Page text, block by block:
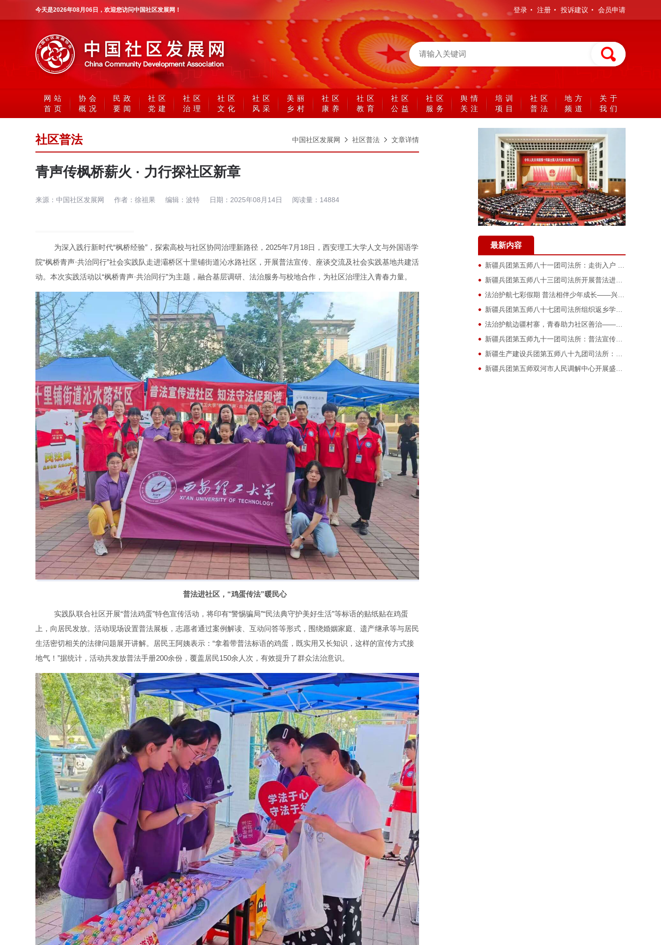
今天是2026年08月06日 ，欢迎您访问中国社区发展网！ 登录 注册 投诉建议 会员申请
网站
首页
协会
概况
民政
要闻
社区
党建
社区
治理
社区
文化
社区
风采
美丽
乡村
社区
康养
社区
教育
社区
公益
社区
服务
舆情
关注
培训
项目
社区
普法
地方
频道
关于
我们
社区普法 中国社区发展网 社区普法 文章详情
青声传枫桥薪火 · 力行探社区新章
来源： 中国社区发展网 作者： 徐祖果 编辑： 波特 日期： 2025年08月14日 阅读量： 14884
为深入践行新时代“枫桥经验”，探索高校与社区协同治理新路径，2025年7月18日，西安理工大学人文与外国语学
院“枫桥青声·共治同行”社会实践队走进灞桥区十里铺街道沁水路社区，开展普法宣传、座谈交流及社会实践基地共建活
动。本次实践活动以“枫桥青声·共治同行”为主题，融合基层调研、法治服务与校地合作，为社区治理注入青春力量。
普法进社区，“鸡蛋传法”暖民心
实践队联合社区开展“普法鸡蛋”特色宣传活动，将印有“警惕骗局”“民法典守护美好生活”等标语的贴纸贴在鸡蛋
上，向居民发放。活动现场设置普法展板，志愿者通过案例解读、互动问答等形式，围绕婚姻家庭、遗产继承等与居民
生活密切相关的法律问题展开讲解。居民王阿姨表示：“拿着带普法标语的鸡蛋，既实用又长知识，这样的宣传方式接
地气！”据统计，活动共发放普法手册200余份，覆盖居民150余人次，有效提升了群众法治意识。
最新内容
新疆兵团第五师八十一团司法所：走街入户 进店宣讲 田间释法
新疆兵团第五师八十三团司法所开展普法进集市宣讲活动
法治护航七彩假期 普法相伴少年成长——兴庆区团委法治辅导员走进宝南社区开展青少年法治宣讲
新疆兵团第五师八十七团司法所组织返乡学子开展送法进商铺宣传活动
法治护航边疆村寨，青春助力社区善治——西南政法大学刑事侦查学院赴司莫拉佤族村纪实
新疆兵团第五师九十一团司法所：普法宣传赶大集 青春力量润民心
新疆生产建设兵团第五师八十九团司法所：用心用情办实事 司法护老守安康
新疆兵团第五师双河市人民调解中心开展盛夏普法润人心宣传活动